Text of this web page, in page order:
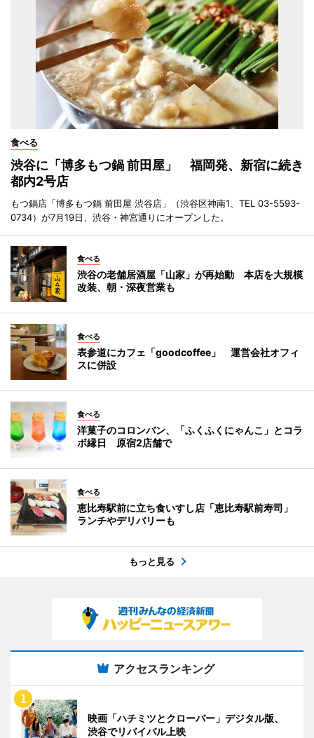
食べる
渋谷に「博多もつ鍋 前田屋」 福岡発、新宿に続き
都内2号店
もつ鍋店「博多もつ鍋 前田屋 渋谷店」（渋谷区神南1、TEL 03-5593-
0734）が7月19日、渋谷・神宮通りにオープンした。
食べる
渋谷の老舗居酒屋「山家」が再始動 本店を大規模
改装、朝・深夜営業も
食べる
表参道にカフェ「goodcoffee」 運営会社オフィ
スに併設
食べる
洋菓子のコロンバン、「ふくふくにゃんこ」とコラ
ボ縁日 原宿2店舗で
食べる
恵比寿駅前に立ち食いすし店「恵比寿駅前寿司」
ランチやデリバリーも
もっと見る
アクセスランキング
映画「ハチミツとクローバー」デジタル版、
渋谷でリバイバル上映